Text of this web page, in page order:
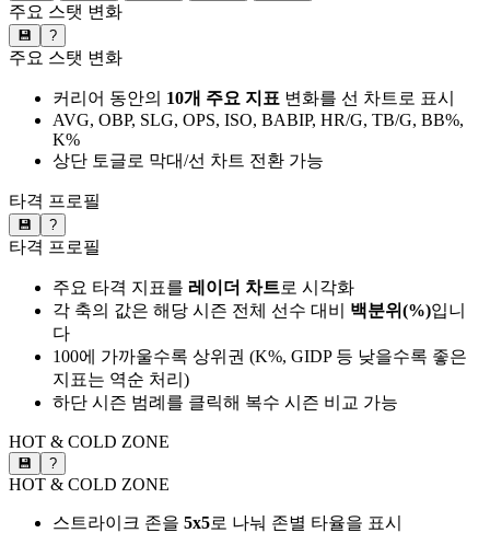
주요 스탯 변화
💾 ?
주요 스탯 변화
커리어 동안의 10개 주요 지표 변화를 선 차트로 표시
AVG, OBP, SLG, OPS, ISO, BABIP, HR/G, TB/G, BB%,
K%
상단 토글로 막대/선 차트 전환 가능
타격 프로필
💾 ?
타격 프로필
주요 타격 지표를 레이더 차트로 시각화
각 축의 값은 해당 시즌 전체 선수 대비 백분위(%)입니
다
100에 가까울수록 상위권 (K%, GIDP 등 낮을수록 좋은
지표는 역순 처리)
하단 시즌 범례를 클릭해 복수 시즌 비교 가능
HOT & COLD ZONE
💾 ?
HOT & COLD ZONE
스트라이크 존을 5x5로 나눠 존별 타율을 표시